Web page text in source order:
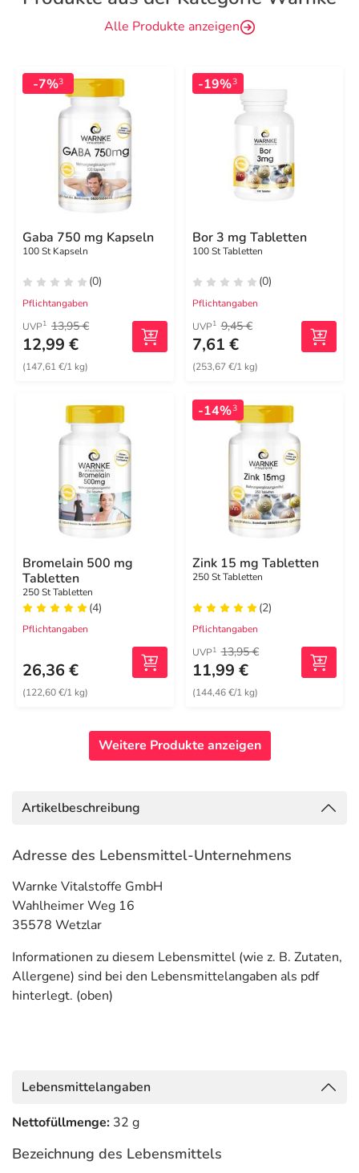
Alle Produkte anzeigen
-7%3
Gaba 750 mg Kapseln
100 St Kapseln
(0)
Pflichtangaben
UVP1 13,95 €
12,99 €
(147,61 €/1 kg)
-19%3
Bor 3 mg Tabletten
100 St Tabletten
(0)
Pflichtangaben
UVP1 9,45 €
7,61 €
(253,67 €/1 kg)
Bromelain 500 mg
Tabletten
250 St Tabletten
(4)
Pflichtangaben
26,36 €
(122,60 €/1 kg)
-14%3
Zink 15 mg Tabletten
250 St Tabletten
(2)
Pflichtangaben
UVP1 13,95 €
11,99 €
(144,46 €/1 kg)
Weitere Produkte anzeigen
Artikelbeschreibung
Adresse des Lebensmittel-Unternehmens
Warnke Vitalstoffe GmbH
Wahlheimer Weg 16
35578 Wetzlar
Informationen zu diesem Lebensmittel (wie z. B. Zutaten,
Allergene) sind bei den Lebensmittelangaben als pdf
hinterlegt. (oben)
Lebensmittelangaben
Nettofüllmenge: 32 g
Bezeichnung des Lebensmittels